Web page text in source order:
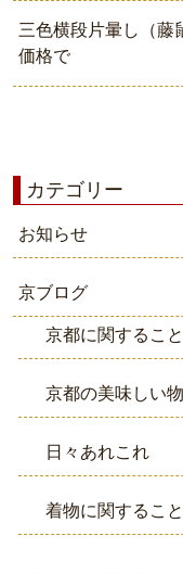
三色横段片暈し（藤
価格で
カテゴリー
お知らせ
京ブログ
京都に関すること
京都の美味しい物
日々あれこれ
着物に関すること